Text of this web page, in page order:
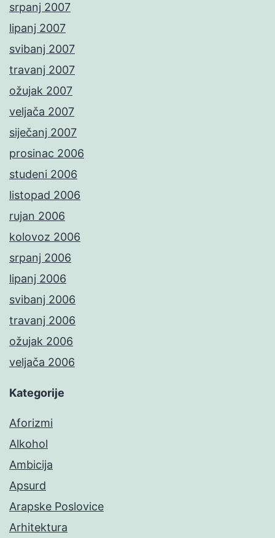
srpanj 2007
lipanj 2007
svibanj 2007
travanj 2007
ožujak 2007
veljača 2007
siječanj 2007
prosinac 2006
studeni 2006
listopad 2006
rujan 2006
kolovoz 2006
srpanj 2006
lipanj 2006
svibanj 2006
travanj 2006
ožujak 2006
veljača 2006
Kategorije
Aforizmi
Alkohol
Ambicija
Apsurd
Arapske Poslovice
Arhitektura